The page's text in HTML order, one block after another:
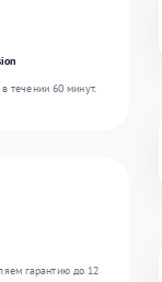
течении 60 минут.
гарантию до 12